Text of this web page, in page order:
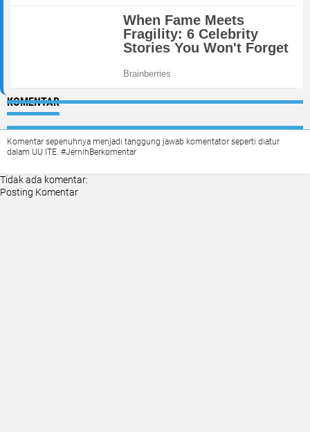
KOMENTAR
Komentar sepenuhnya menjadi tanggung jawab komentator seperti diatur
dalam UU ITE. #JernihBerkomentar
Tidak ada komentar:
Posting Komentar